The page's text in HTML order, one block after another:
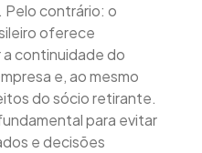
contrário: o
oferece
a continuidade do
e, ao mesmo
do sócio retirante.
para evitar
e decisões